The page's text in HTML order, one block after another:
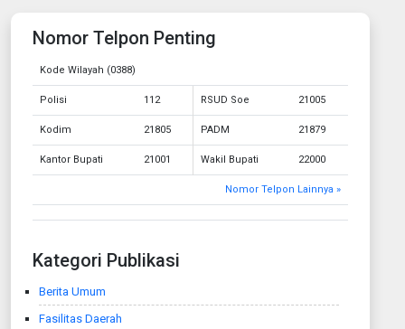
Nomor Telpon Penting
Kode Wilayah (0388)
Polisi 112 RSUD Soe 21005
Kodim 21805 PADM 21879
Kantor Bupati 21001 Wakil Bupati 22000
Nomor Telpon Lainnya »
Kategori Publikasi
Berita Umum
Fasilitas Daerah